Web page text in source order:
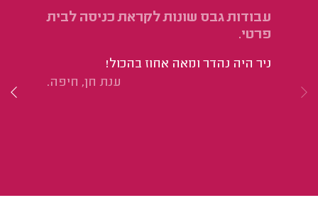
עבודות גבס שונות לקראת כניסה לבית
פרטי.
ניר היה נהדר ומאה אחוז בהכול!
ענת חן, חיפה.